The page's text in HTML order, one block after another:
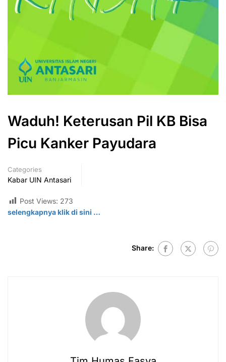
Waduh! Keterusan Pil KB Bisa
Picu Kanker Payudara
Categories
Kabar UIN Antasari
Post Views: 273
selengkapnya klik di sini …
Share: